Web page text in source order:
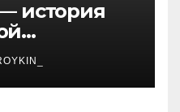
история
бизнес-